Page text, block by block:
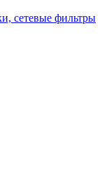
сетевые фильтры